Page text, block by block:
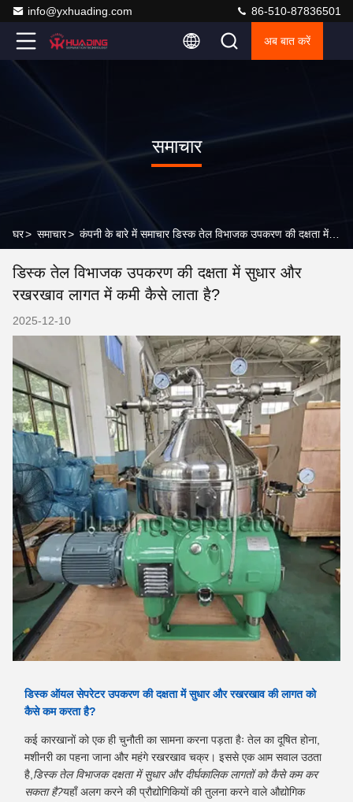
info@yxhuading.com 86-510-87836501
अब बात करें
समाचार
घर> समाचार> कंपनी के बारे में समाचार डिस्क तेल विभाजक उपकरण की दक्षता में सुधार और रखरखाव लागत में कमी कैसे लाता है?
डिस्क तेल विभाजक उपकरण की दक्षता में सुधार और
रखरखाव लागत में कमी कैसे लाता है?
2025-12-10
डिस्क ऑयल सेपरेटर उपकरण की दक्षता में सुधार और रखरखाव की लागत को
कैसे कम करता है?
कई कारखानों को एक ही चुनौती का सामना करना पड़ता हैः तेल का दूषित होना,
मशीनरी का पहना जाना और महंगे रखरखाव चक्र। इससे एक आम सवाल उठता
है,डिस्क तेल विभाजक दक्षता में सुधार और दीर्घकालिक लागतों को कैसे कम कर
सकता है?यहाँ अलग करने की प्रौद्योगिकियों की तुलना करने वाले औद्योगिक